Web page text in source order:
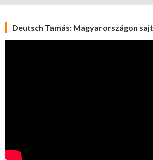
Deutsch Tamás: Magyarországon